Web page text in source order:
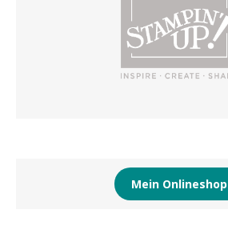
Mein Onlineshop